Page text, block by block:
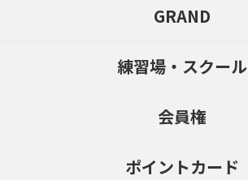
GRAND
練習場・スクール
会員権
ポイントカード